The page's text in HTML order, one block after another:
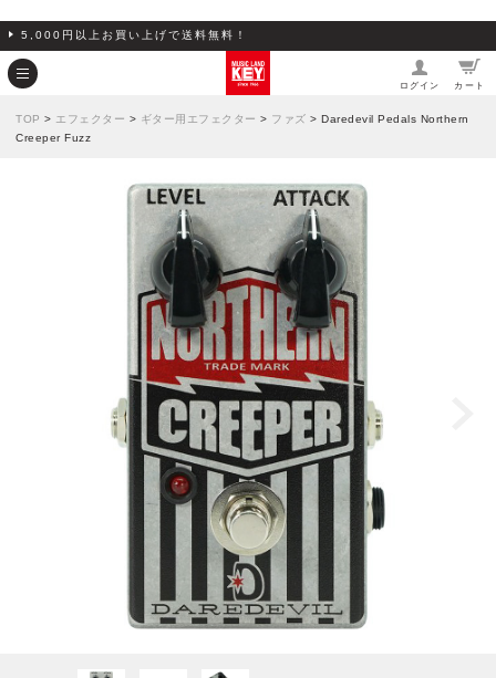
5,000円以上お買い上げで送料無料！
ログイン カート
TOP > エフェクター > ギター用エフェクター > ファズ > Daredevil Pedals Northern
Creeper Fuzz